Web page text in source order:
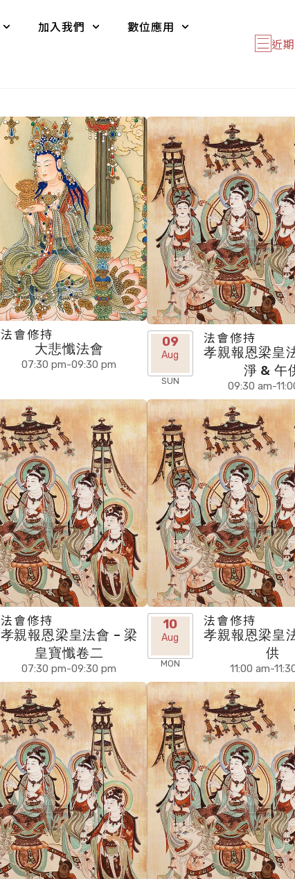
加入我們 數位應用
近
法會修持
大悲懺法會
07:30 pm-09:30 pm
09
Aug
SUN
法會修持
孝親報恩梁皇
淨 & 午
09:30 am-
法會修持
孝親報恩梁皇法會 – 梁
皇寶懺卷二
07:30 pm-09:30 pm
10
Aug
MON
法會修持
孝親報恩梁皇
供
11:00 am-